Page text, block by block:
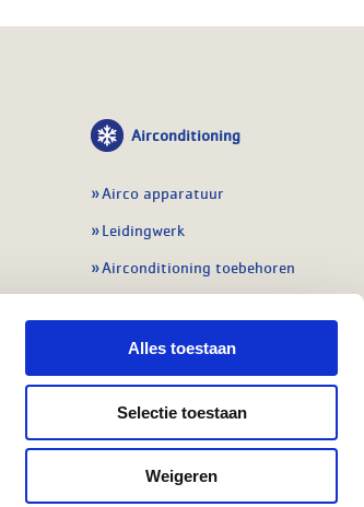
Alles toestaan
Selectie toestaan
Weigeren
Airconditioning
Airco apparatuur
Leidingwerk
Airconditioning toebehoren
Regelapparatuur
Alle koeling